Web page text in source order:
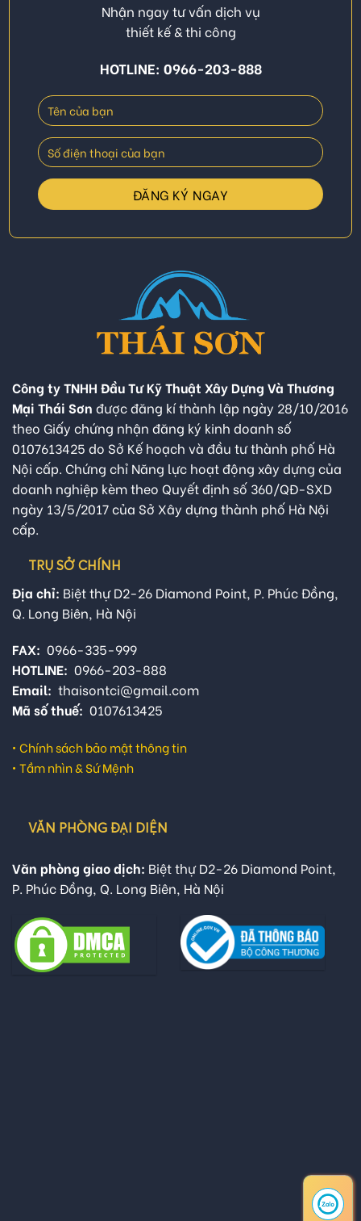
Nhận ngay tư vấn dịch vụ
thiết kế & thi công
HOTLINE: 0966-203-888
Công ty TNHH Đầu Tư Kỹ Thuật Xây Dựng Và Thương
Mại Thái Sơn được đăng kí thành lập ngày 28/10/2016
theo Giấy chứng nhận đăng ký kinh doanh số
0107613425 do Sở Kế hoạch và đầu tư thành phố Hà
Nội cấp. Chứng chỉ Năng lực hoạt động xây dựng của
doanh nghiệp kèm theo Quyết định số 360/QĐ-SXD
ngày 13/5/2017 của Sở Xây dựng thành phố Hà Nội
cấp.
TRỤ SỞ CHÍNH
Địa chỉ: Biệt thự D2-26 Diamond Point, P. Phúc Đồng,
Q. Long Biên, Hà Nội
FAX: 0966-335-999
HOTLINE: 0966-203-888
Email: thaisontci@gmail.com
Mã số thuế: 0107613425
• Chính sách bảo mật thông tin
• Tầm nhìn & Sứ Mệnh
VĂN PHÒNG ĐẠI DIỆN
Văn phòng giao dịch: Biệt thự D2-26 Diamond Point,
P. Phúc Đồng, Q. Long Biên, Hà Nội